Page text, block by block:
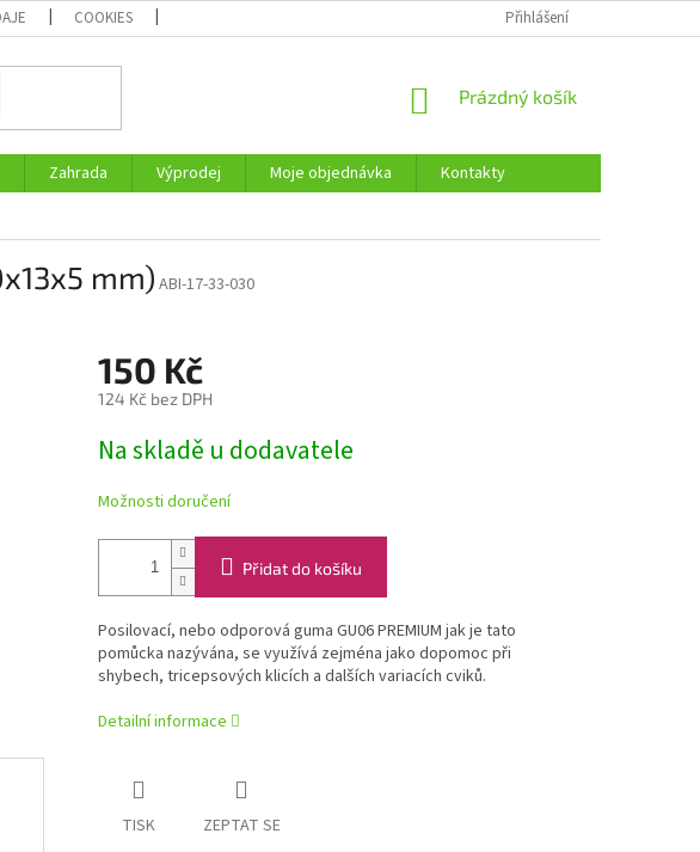
COOKIES Přihlášení
NÁKUPNÍ
Prázdný košík
Zahrada Výprodej Moje objednávka
Kontakty
mm) ABI-17-33-030
150 Kč
124 Kč bez DPH
cena:
Na skladě u dodavatele
Možnosti doručení
Přidat do košíku
Posilovací, nebo odporová guma GU06 PREMIUM jak je tato
pomůcka nazývána, se využívá zejména jako dopomoc při
shybech, tricepsových klicích a dalších variacích cviků.
Detailní informace
TISK ZEPTAT SE